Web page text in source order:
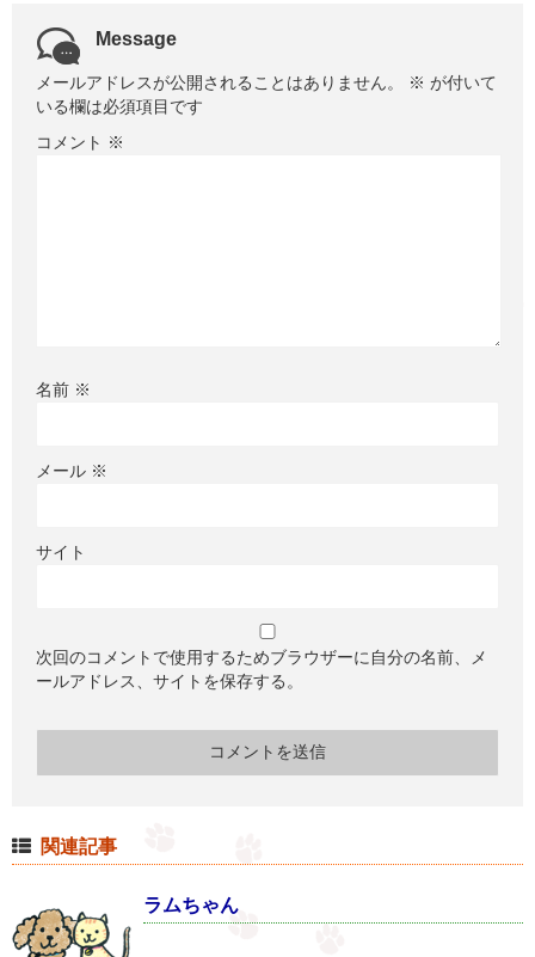
Message
メールアドレスが公開されることはありません。 ※ が付いて
いる欄は必須項目です
コメント ※
名前 ※
メール ※
サイト
次回のコメントで使用するためブラウザーに自分の名前、メ
ールアドレス、サイトを保存する。
関連記事
ラムちゃん